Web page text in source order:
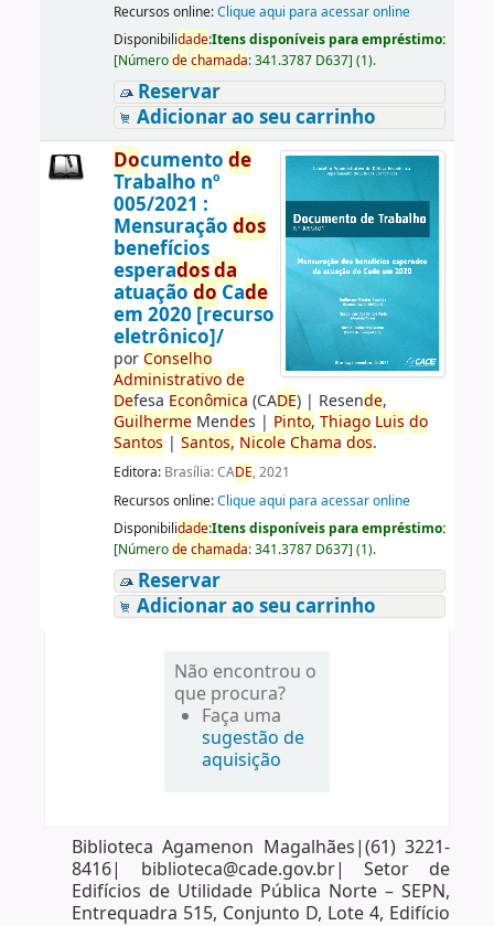
Recursos online:Clique aqui para acessar online
Disponibilidade:Itens disponíveis para empréstimo:
[Númerodechamada:341.3787 D637] (1).
Reservar
Adicionar ao seu carrinho
Documento de
Trabalho nº
005/2021 :
Mensuração dos
benefícios
esperadosda
atuaçãodoCade
em 2020 [recurso
eletrônico]/
porConselho
Administrativo de
Defesa Econômica (CADE)| Resende,
GuilhermeMendes | Pinto, Thiago Luis do
Santos | Santos, Nicole Chama dos.
Editora: Brasília: CADE, 2021
Recursos online:Clique aqui para acessar online
Disponibilidade:Itens disponíveis para empréstimo:
[Númerodechamada:341.3787 D637] (1).
Reservar
Adicionar ao seu carrinho
Não encontrou o
que procura?
Faça uma
sugestão de
aquisição
Biblioteca Agamenon Magalhães|(61) 3221-
8416| biblioteca@cade.gov.br| Setor de
Edifícios de Utilidade Pública Norte – SEPN,
Entrequadra 515, Conjunto D, Lote 4, Edifício